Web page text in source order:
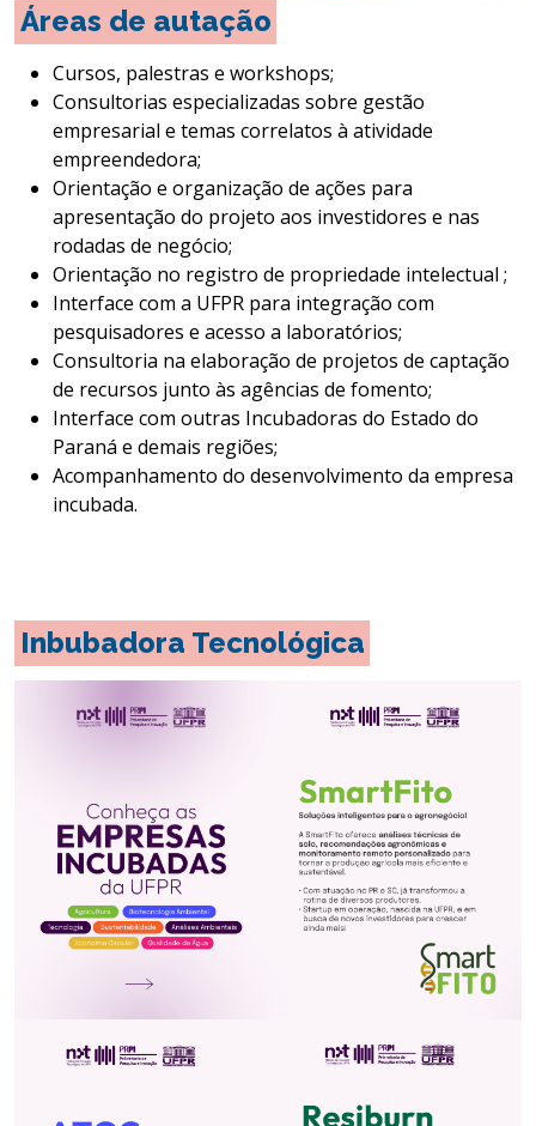
Áreas de autação
Cursos, palestras e workshops;
Consultorias especializadas sobre gestão
empresarial e temas correlatos à atividade
empreendedora;
Orientação e organização de ações para
apresentação do projeto aos investidores e nas
rodadas de negócio;
Orientação no registro de propriedade intelectual ;
Interface com a UFPR para integração com
pesquisadores e acesso a laboratórios;
Consultoria na elaboração de projetos de captação
de recursos junto às agências de fomento;
Interface com outras Incubadoras do Estado do
Paraná e demais regiões;
Acompanhamento do desenvolvimento da empresa
incubada.
Inbubadora Tecnológica